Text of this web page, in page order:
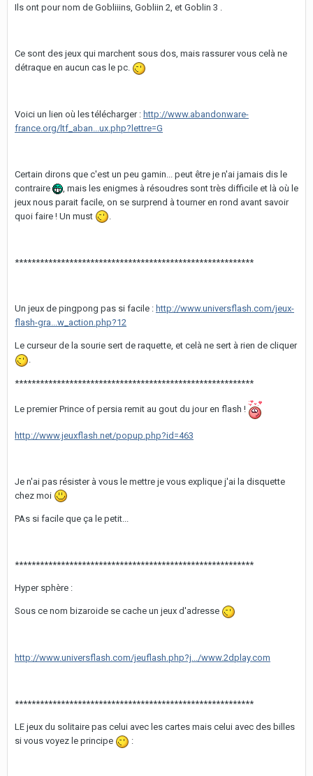
Ils ont pour nom de Gobliiins, Gobliin 2, et Goblin 3 .
Ce sont des jeux qui marchent sous dos, mais rassurer vous celà ne
détraque en aucun cas le pc.
Voici un lien où les télécharger : http://www.abandonware-
france.org/ltf_aban...ux.php?lettre=G
Certain dirons que c'est un peu gamin... peut être je n'ai jamais dis le
contraire
, mais les enigmes à résoudres sont très difficile et là où le
jeux nous parait facile, on se surprend à tourner en rond avant savoir
quoi faire ! Un must
*********************************************************
Un jeux de pingpong pas si facile : http://www.universflash.com/jeux-
flash-gra...w_action.php?12
Le curseur de la sourie sert de raquette, et celà ne sert à rien de cliquer
.
*********************************************************
Le premier Prince of persia remit au gout du jour en flash !
http://www.jeuxflash.net/popup.php?id=463
Je n'ai pas résister à vous le mettre je vous explique j'ai la disquette
chez moi
PAs si facile que ça le petit...
*********************************************************
Hyper sphère :
Sous ce nom bizaroide se cache un jeux d'adresse
http://www.universflash.com/jeuflash.php?j.../www.2dplay.com
*********************************************************
LE jeux du solitaire pas celui avec les cartes mais celui avec des billes
si vous voyez le principe
: